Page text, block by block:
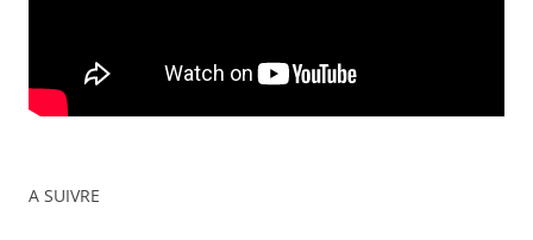
A SUIVRE